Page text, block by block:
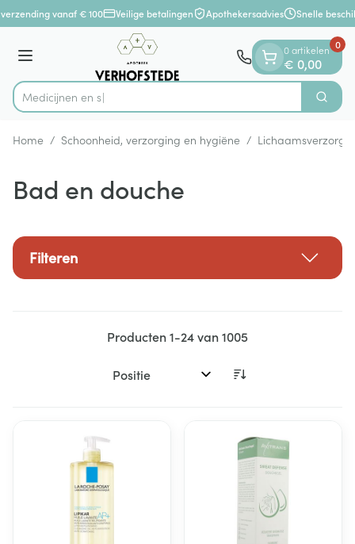
Ga naar de inhoud
1 van 1vanaf € 100 Veilige betalingen Apothekersadvies Snelle
Menu
Product, merk, categorie... Zoek
0 artikelen
€ 0,00
0
Home / Schoonheid, verzorging en hygiëne /
Bad en douche
Filteren
Producten1-24van1005
Sorteer op: